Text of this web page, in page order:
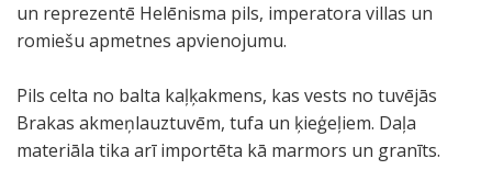
un reprezentē Helēnisma pils, imperatora villas un
romiešu apmetnes apvienojumu.
Pils celta no balta kaļķakmens, kas vests no tuvējās
Brakas akmeņlauztuvēm, tufa un ķieģeļiem. Daļa
materiāla tika arī importēta kā marmors un granīts.